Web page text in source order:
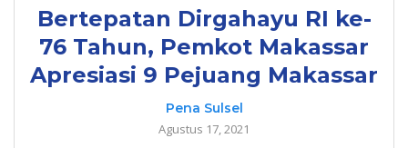
Bertepatan Dirgahayu RI ke-
76 Tahun, Pemkot Makassar
Apresiasi 9 Pejuang Makassar
Pena Sulsel
Agustus 17, 2021